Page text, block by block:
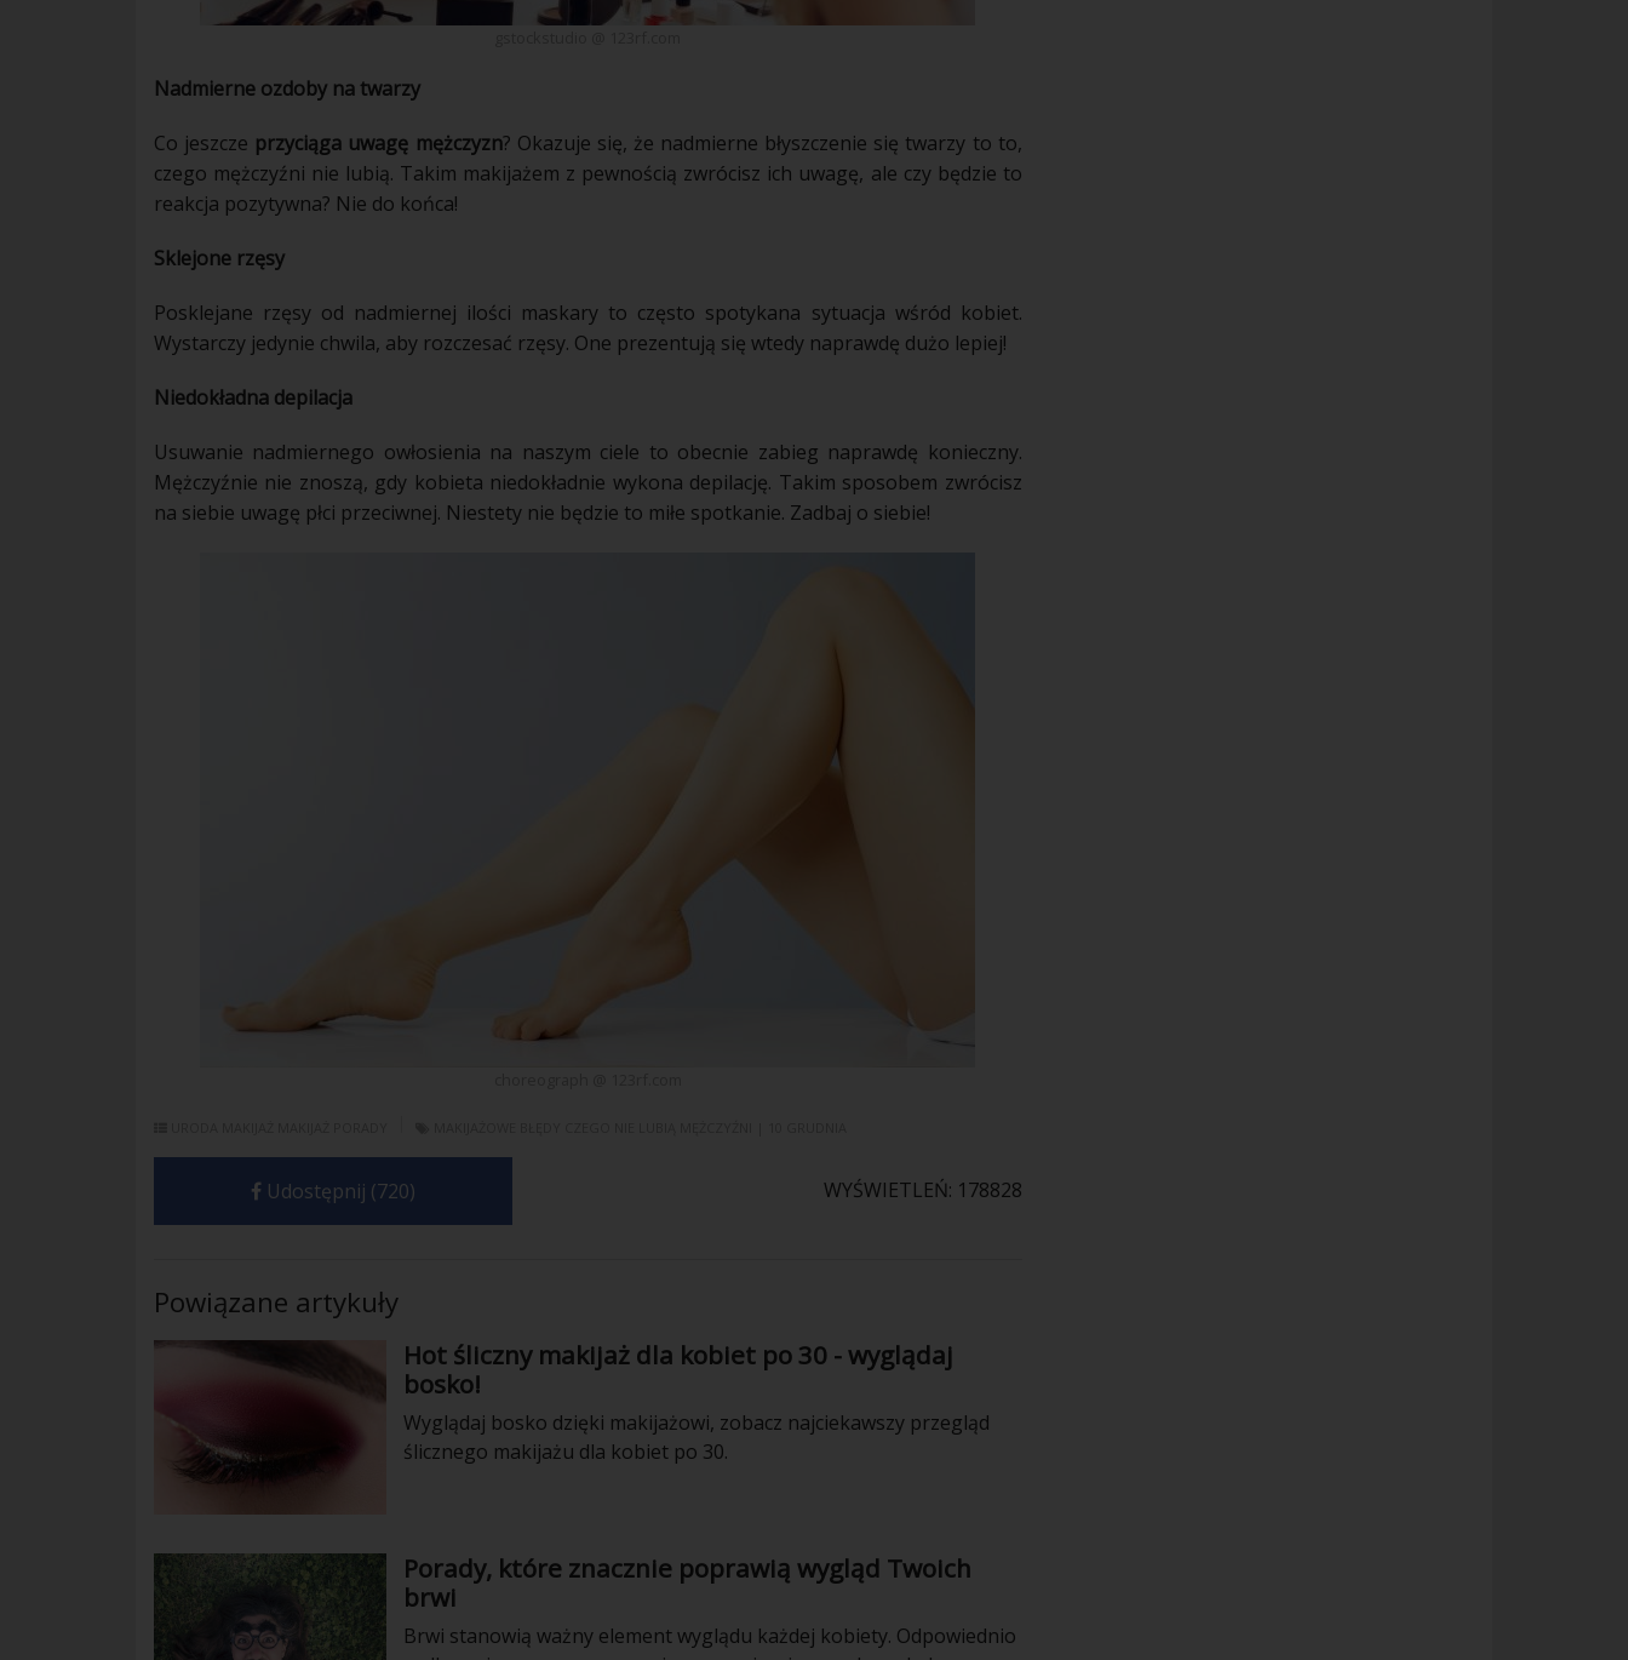
Nadmierne ozdoby na twarzy
Co jeszcze przyciąga uwagę mężczyzn? Okazuje się, że nadmierne błyszczenie się twarzy to to,
czego mężczyźni nie lubią. Takim makijażem z pewnością zwrócisz ich uwagę, ale czy będzie to
reakcja pozytywna? Nie do końca!
Sklejone rzęsy
Posklejane rzęsy od nadmiernej ilości maskary to często spotykana sytuacja wśród kobiet.
Wystarczy jedynie chwila, aby rozczesać rzęsy. One prezentują się wtedy naprawdę dużo lepiej!
Niedokładna depilacja
Usuwanie nadmiernego owłosienia na naszym ciele to obecnie zabieg naprawdę konieczny.
Mężczyźnie nie znoszą, gdy kobieta niedokładnie wykona depilację. Takim sposobem zwrócisz
na siebie uwagę płci przeciwnej. Niestety nie będzie to miłe spotkanie. Zadbaj o siebie!
Udostępnij (720) WYŚWIETLEŃ: 178828
Powiązane artykuły
Hot śliczny makijaż dla kobiet po 30 - wyglądaj
bosko!
Wyglądaj bosko dzięki makijażowi, zobacz najciekawszy przegląd
ślicznego makijażu dla kobiet po 30.
Porady, które znacznie poprawią wygląd Twoich
brwi
Brwi stanowią ważny element wyglądu każdej kobiety. Odpowiednio